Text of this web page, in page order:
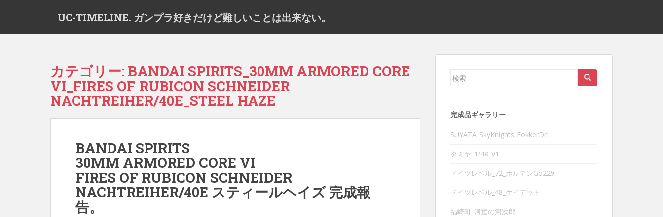
UC-TIMELINE. ガンプラ好きだけど難しいことは出来ない。
カテゴリー: BANDAI SPIRITS_30MM ARMORED CORE
VI_FIRES OF RUBICON SCHNEIDER
NACHTREIHER/40E_STEEL HAZE
BANDAI SPIRITS
30MM ARMORED CORE VI
FIRES OF RUBICON SCHNEIDER
NACHTREIHER/40E スティールヘイズ 完成報
告。
検索:
完成品ギャラリー
SUYATA_SkyKnights_FokkerDrI
タミヤ_1/48_V1
ドイツレベル_72_ホルテンGo229
ドイツレベル_48_ケイデット
福崎町_河童の河次郎